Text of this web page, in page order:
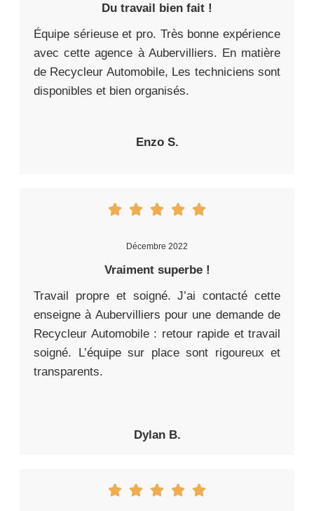
Du travail bien fait !
Équipe sérieuse et pro. Très bonne expérience
avec cette agence à Aubervilliers. En matière
de Recycleur Automobile, Les techniciens sont
disponibles et bien organisés.
Enzo S.
Décembre 2022
Vraiment superbe !
Travail propre et soigné. J’ai contacté cette
enseigne à Aubervilliers pour une demande de
Recycleur Automobile : retour rapide et travail
soigné. L’équipe sur place sont rigoureux et
transparents.
Dylan B.